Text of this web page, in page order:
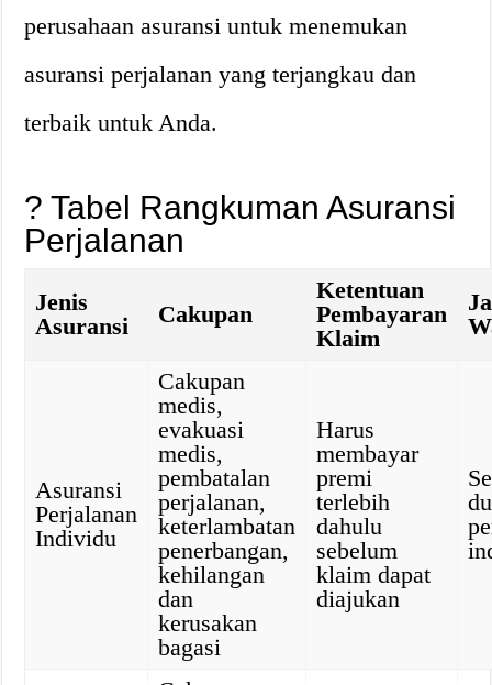
perusahaan asuransi untuk menemukan
asuransi perjalanan yang terjangkau dan
terbaik untuk Anda.
? Tabel Rangkuman Asuransi
Perjalanan
Jenis
Asuransi
Cakupan
Ketentuan
Pembayaran
Klaim
Asuransi
Perjalanan
Individu
Cakupan
medis,
evakuasi
medis,
pembatalan
perjalanan,
keterlambatan
penerbangan,
kehilangan
dan
kerusakan
bagasi
Harus
membayar
premi
terlebih
dahulu
sebelum
klaim dapat
diajukan